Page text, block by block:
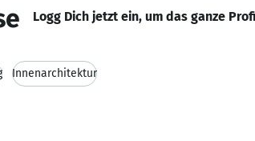
Logg Dich jetzt ein, um das ganze
Innenarchitektur